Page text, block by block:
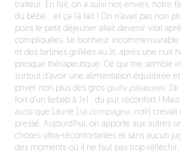
traiteur. En fait, on a suivi nos envies, notre
du bébé… et ça l’a fait ! On n’avait pas non
point le petit déjeuner allait devenir vital
compliquées. Le bonheur incommensurable
et des tartines grillées au lit, après une nuit
presque thérapeutique. Ce qui me semble
surtout d’avoir une alimentation équilibrée
priver non plus des gros guilty pleasures.
fort d’un kebab à J+1 : du pur réconfort !
aussi que Laurie ( sa compagne, ndlr) crevait
pressé. Aujourd’hui, on apporte aux autres
choses ultra-réconfortantes et sans aucun
des moments où il ne faut pas trop réfléchir,